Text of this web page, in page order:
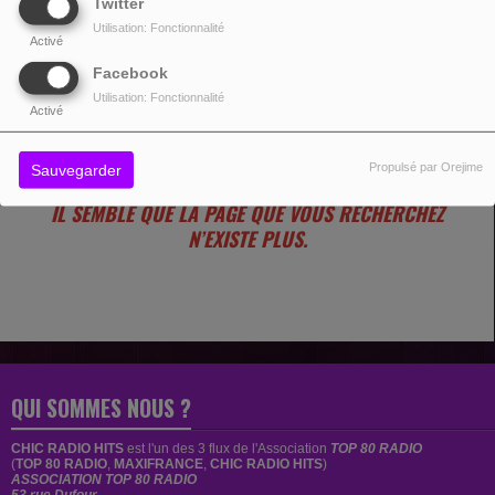
Activé
Utilisation: Fonctionnalité
Facebook
Activé
Utilisation: Fonctionnalité
Sauvegarder Propulsé par Orejime
OUPS, VOUS AVEZ
RENCONTRÉ UNE ERREUR.
IL SEMBLE QUE LA PAGE QUE VOUS RECHERCHEZ
N’EXISTE PLUS.
QUI SOMMES NOUS ?
CHIC RADIO HITS est l'un des 3 flux de l'Association TOP 80 RADIO
(TOP 80 RADIO, MAXIFRANCE, CHIC RADIO HITS)
ASSOCIATION TOP 80 RADIO